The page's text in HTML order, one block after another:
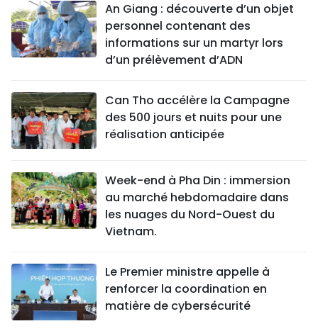
An Giang : découverte d’un objet
personnel contenant des
informations sur un martyr lors
d’un prélèvement d’ADN
Can Tho accélère la Campagne
des 500 jours et nuits pour une
réalisation anticipée
Week-end à Pha Din : immersion
au marché hebdomadaire dans
les nuages du Nord-Ouest du
Vietnam.
Le Premier ministre appelle à
renforcer la coordination en
matière de cybersécurité